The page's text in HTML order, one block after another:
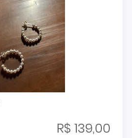
R$ 139,00